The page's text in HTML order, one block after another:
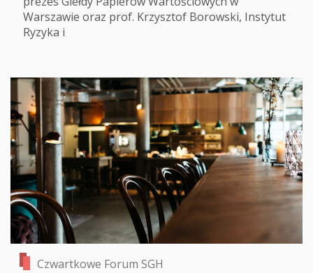
Warszawie oraz prof. Krzysztof Borowski, Instytut
Ryzyka i
Czwartkowe Forum SGH